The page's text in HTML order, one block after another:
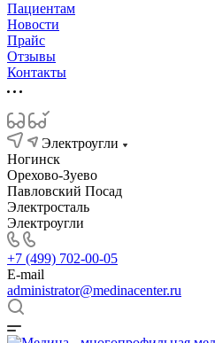
Пациентам
Новости
Прайс
Отзывы
Контакты
Электроугли
Ногинск
Орехово-Зуево
Павловский Посад
Электросталь
Электроугли
+7 (499) 702-00-05
E-mail
administrator@medinacenter.ru